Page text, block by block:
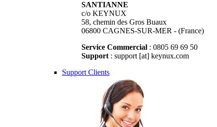
SANTIANNE
c/o KEYNUX
58, chemin des Gros Buaux
06800 CAGNES-SUR-MER - (France)
Service Commercial : 0805 69 69 50
Support : support [at] keynux.com
Support Clients